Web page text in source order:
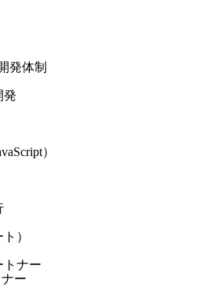
発体制
発
）
）
トナー
ー